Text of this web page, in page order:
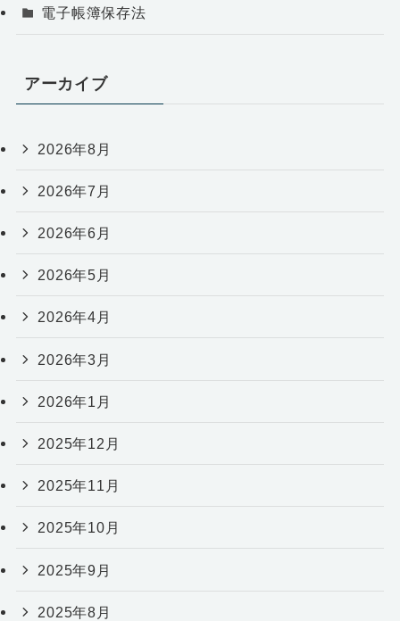
電子帳簿保存法
アーカイブ
2026年8月
2026年7月
2026年6月
2026年5月
2026年4月
2026年3月
2026年1月
2025年12月
2025年11月
2025年10月
2025年9月
2025年8月